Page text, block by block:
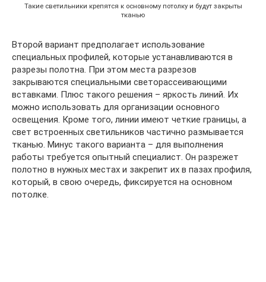
Такие светильники крепятся к основному потолку и будут закрыты
тканью
Второй вариант предполагает использование
специальных профилей, которые устанавливаются в
разрезы полотна. При этом места разрезов
закрываются специальными светорассеивающими
вставками. Плюс такого решения – яркость линий. Их
можно использовать для организации основного
освещения. Кроме того, линии имеют четкие границы, а
свет встроенных светильников частично размывается
тканью. Минус такого варианта – для выполнения
работы требуется опытный специалист. Он разрежет
полотно в нужных местах и закрепит их в пазах профиля,
который, в свою очередь, фиксируется на основном
потолке.